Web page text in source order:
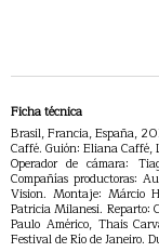
Ficha técnica
Brasil, Francia, España,
Caffé. Guión: Eliana Caffé,
Operador de cámara:
Compañías productoras:
Vision. Montaje: Márcio
Patricia Milanesi. Reparto:
Paulo Américo, Thais
Festival de Río de Janeiro.